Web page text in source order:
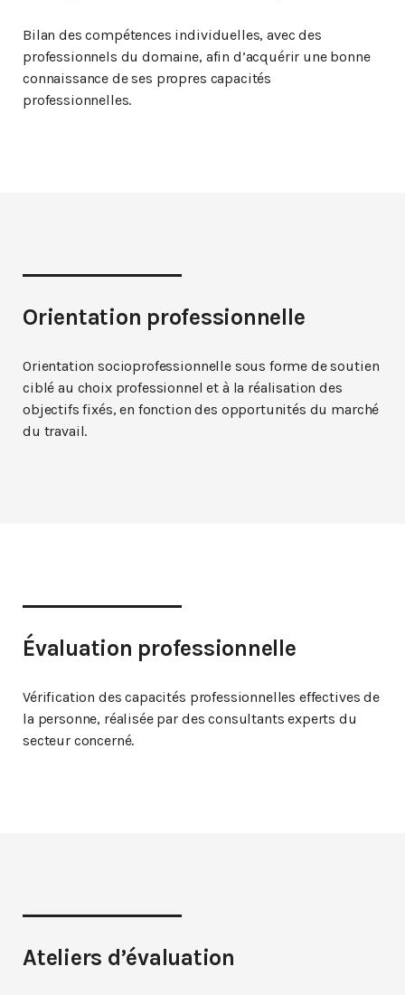
Bilan des compétences individuelles, avec des
professionnels du domaine, afin d’acquérir une bonne
connaissance de ses propres capacités
professionnelles.
Orientation professionnelle
Orientation socioprofessionnelle sous forme de soutien
ciblé au choix professionnel et à la réalisation des
objectifs fixés, en fonction des opportunités du marché
du travail.
Évaluation professionnelle
Vérification des capacités professionnelles effectives de
la personne, réalisée par des consultants experts du
secteur concerné.
Ateliers d’évaluation